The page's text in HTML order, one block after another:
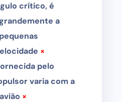
crítico, é
a
×
pelo
varia com a
×